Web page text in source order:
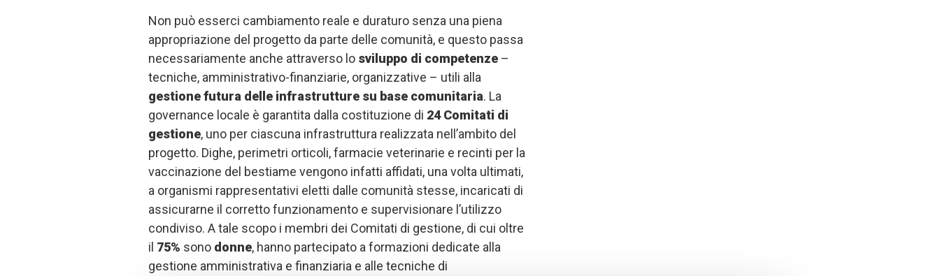
Non può esserci cambiamento reale e duraturo senza una piena
appropriazione del progetto da parte delle comunità, e questo passa
necessariamente anche attraverso lo sviluppo di competenze–
tecniche, amministrativo-finanziarie, organizzative – utili alla
gestione futura delle infrastrutture su base comunitaria. La
governance locale è garantita dalla costituzione di 24 Comitati di
gestione, uno per ciascuna infrastruttura realizzata nell’ambito del
progetto. Dighe, perimetri orticoli, farmacie veterinarie e recinti per la
vaccinazione del bestiame vengono infatti affidati, una volta ultimati,
a organismi rappresentativi eletti dalle comunità stesse, incaricati di
assicurarne il corretto funzionamento e supervisionare l’utilizzo
condiviso. A tale scopo i membri dei Comitati di gestione, di cui oltre
il 75% sono donne, hanno partecipato a formazioni dedicate alla
gestione amministrativa e finanziaria e alle tecniche di